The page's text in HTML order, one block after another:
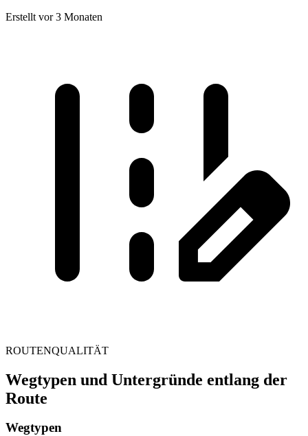
Erstellt vor 3 Monaten
ROUTENQUALITÄT
Wegtypen und Untergründe entlang der
Route
Wegtypen